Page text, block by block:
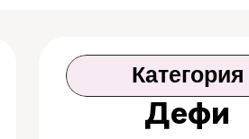
Категория
Дефи